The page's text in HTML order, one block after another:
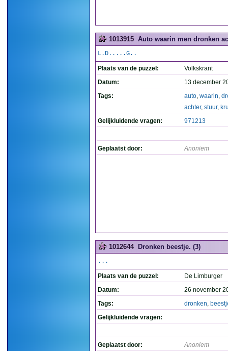
1013915 Auto waarin men dronken
L.D.....G..
Plaats van de puzzel:
Volkskrant
Datum:
13 december
Tags:
auto, waarin,
achter, stuur,
Gelijkluidende vragen:
971213
Geplaatst door: Anoniem
1012644 Dronken beestje. (3)
...
Plaats van de puzzel:
De Limburger
Datum:
26 november
Tags:
dronken,
Gelijkluidende vragen:
Geplaatst door: Anoniem